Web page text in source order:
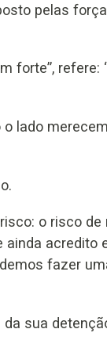
pelas
forte”, refere:
lado
o risco
ainda acredito
fazer
sua